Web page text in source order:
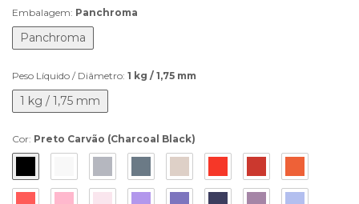
Embalagem: Panchroma
Panchroma
Peso Líquido / Diâmetro: 1 kg / 1,75 mm
1 kg / 1,75 mm
Cor: Preto Carvão (Charcoal Black)